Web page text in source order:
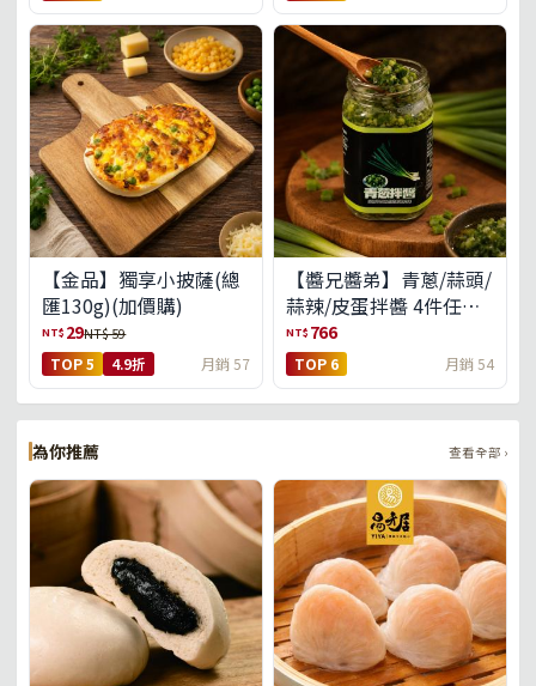
【金品】獨享小披薩(總
匯130g)(加價購)
NT$ 29NT$ 59
TOP 5 4.9折 月銷 57
【醬兄醬弟】青蔥/蒜頭/
蒜辣/皮蛋拌醬 4件任選
(免運組)
NT$ 766
TOP 6 月銷 54
為你推薦 查看全部 ›